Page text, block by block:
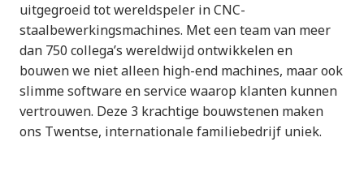
uitgegroeid tot wereldspeler in CNC-
staalbewerkingsmachines. Met een team van meer
dan 750 collega’s wereldwijd ontwikkelen en
bouwen we niet alleen high-end machines, maar ook
slimme software en service waarop klanten kunnen
vertrouwen. Deze 3 krachtige bouwstenen maken
ons Twentse, internationale familiebedrijf uniek.